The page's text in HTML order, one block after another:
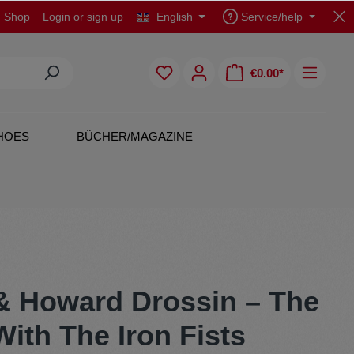
Shop Login or sign up English Service/help
€0.00*
BÜCHER/MAGAZINE
CDs
Originals
Polo Shirts
Skirts
Howard Drossin – The
The Iron Fists